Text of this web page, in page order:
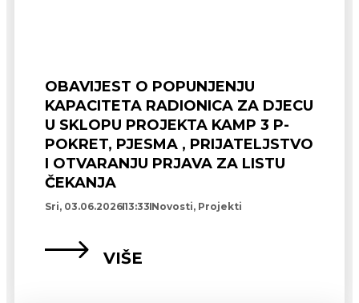
OBAVIJEST O POPUNJENJU
KAPACITETA RADIONICA ZA DJECU
U SKLOPU PROJEKTA KAMP 3 P-
POKRET, PJESMA , PRIJATELJSTVO
I OTVARANJU PRJAVA ZA LISTU
ČEKANJA
Sri, 03.06.202613:33 Novosti, Projekti
VIŠE